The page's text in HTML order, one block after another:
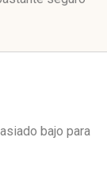
bajo para